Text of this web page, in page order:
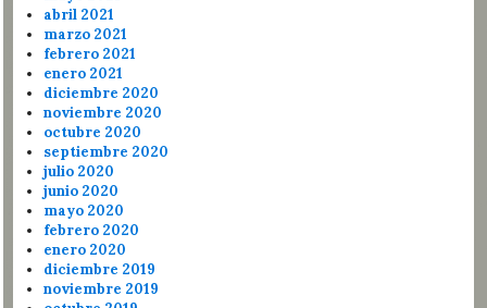
abril 2021
marzo 2021
febrero 2021
enero 2021
diciembre 2020
noviembre 2020
octubre 2020
septiembre 2020
julio 2020
junio 2020
mayo 2020
febrero 2020
enero 2020
diciembre 2019
noviembre 2019